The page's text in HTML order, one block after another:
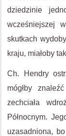
dziedzinie
wcześniejszej
skutkach
kraju, miałoby
Ch. Hendry
mógłby
zechciała
Północnym.
uzasadniona,